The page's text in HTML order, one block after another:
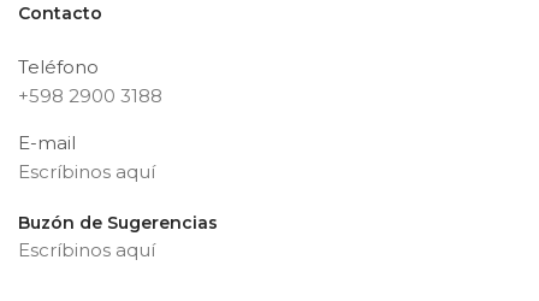
Contacto
Teléfono
+598 2900 3188
E-mail
Escríbinos aquí
Buzón de Sugerencias
Escríbinos aquí